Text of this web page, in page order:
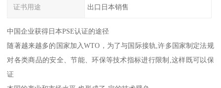
证书用途 出口日本销售
中国企业获得日本PSE认证的途径
随著越来越多的国家加入WTO，为了与国际接轨,许多国家制定法规
对各类商品的安全、节能、环保等技术指标进行限制,这样既可以保
证